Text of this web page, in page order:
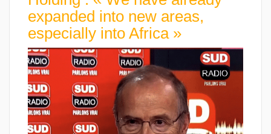
expanded into new areas,
especially into Africa »